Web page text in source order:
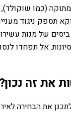
(כמו
תספק ניגוד
ביסים של מנות
אל תפחדו
את זה נכון?
את הבחירה